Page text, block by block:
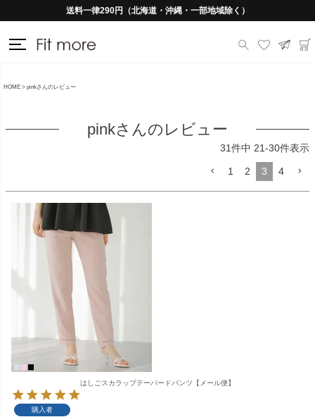
送料一律290円（北海道・沖縄・一部地域除く）
HOME pinkさんのレビュー
pinkさんのレビュー
31件中 21-30件表示
1 2 3 4
はしごスカラップテーパードパンツ【メール便】
購入者